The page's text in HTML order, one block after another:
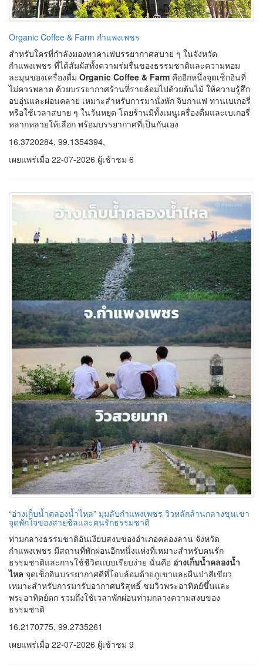
“อ่างเก็บน้ำคลองน้ำไหล” มุมลับกำแพงเพชร วิวหลักล้านกลางขุนเขา
จุดพักใจของสายชิลและคนรักธรรมชาติ
ท่ามกลางธรรมชาติอันเงียบสงบของอำเภอคลองลาน จังหวัด
กำแพงเพชร มีสถานที่พักผ่อนอีกหนึ่งแห่งที่เหมาะสำหรับคนรัก
ธรรมชาติและการใช้ชีวิตแบบเรียบง่าย นั่นคืออ่างเก็บน้ำคลองน้ำ
ไหลจุดเช็กอินบรรยากาศดีที่โอบล้อมด้วยภูเขาและผืนป่าสีเขียว
เหมาะสำหรับการมารับอากาศบริสุทธิ์ ชมวิวพระอาทิตย์ขึ้นและ
พระอาทิตย์ตก รวมถึงใช้เวลาพักผ่อนท่ามกลางความสงบของ
ธรรมชาติ
16.2170775, 99.2735261
เผยแพร่เมื่อ 22-07-2026 ผู้เช้าชม 9